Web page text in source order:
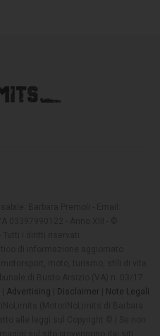
Advertising Disclaimer
Note Legali